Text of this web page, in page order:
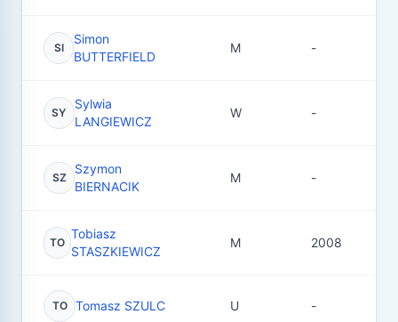
SI
Simon
BUTTERFIELD
M -
SY
Sylwia
LANGIEWICZ
W -
SZ
Szymon
BIERNACIK
M -
TO
Tobiasz
STASZKIEWICZ
M 2008
TO Tomasz SZULC U -